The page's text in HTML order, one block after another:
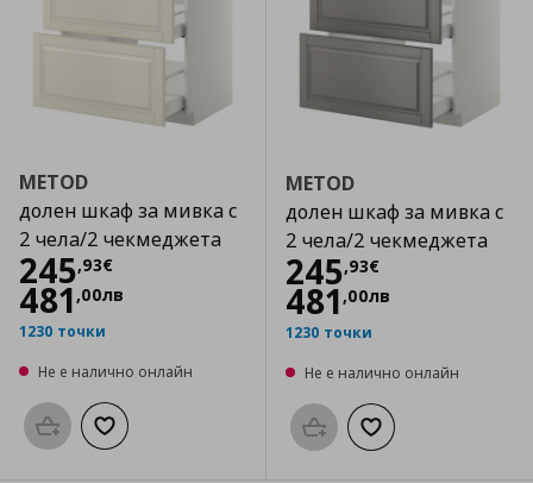
METOD
долен шкаф за мивка с
2 чела/2 чекмеджета
245,93€
Цена
481 ,00лв
1230 точки
Не е налично онлайн
Προσθήκη στο καλάθι
Добави към списъка с любими
METOD
долен шкаф за мивка с
2 чела/2 чекмеджета
245,93€
Цена
481 ,00лв
1230 точки
Не е налично онлайн
Προσθήκη στο καλάθι
Добави към